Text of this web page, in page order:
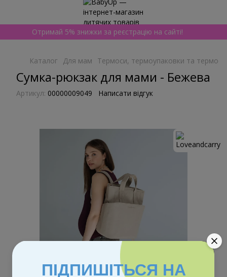
Отримай 5% знижки за реєстрацію на сайті!
Каталог Для мам Термоси, термоупаковки та
Сумка-рюкзак для мами - Бежева
Артикул: 00000009049 Написати відгук
ПІДПИШІТЬСЯ НА